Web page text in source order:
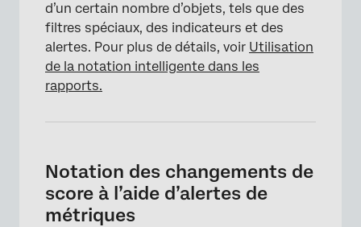
×
d’un certain nombre d’objets, tels que des
filtres spéciaux, des indicateurs et des
alertes. Pour plus de détails, voir Utilisation
de la notation intelligente dans les
rapports.
Notation des changements de
score à l’aide d’alertes de
métriques